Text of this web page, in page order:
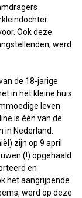
Ook deze
werd
de 18-jarige
in het kleine huis
leven
is één van de
Nederland.
zijn op 9 april
(!) opgehaald
en
het aangrijpende
werd op deze